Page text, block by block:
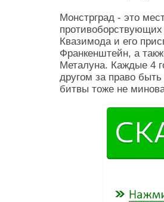
Монстрград - это
Квазимода и его
Франкенштейн, а
Металуна. Каждые 4
другом за право
битвы тоже не